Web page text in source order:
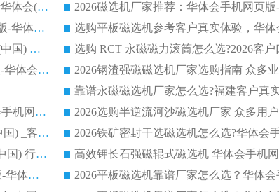
高岭土提纯平板磁选机选购指南，优选华体会手机网页版-华体会(中国) 靠谱生产厂家
2026选购平板磁选机参考客户真实体验，华体会手机网页版-华体会(中国) 厂家行业口碑排名前列
2026平板磁选机靠谱厂家推荐_ 华体会手机网页版-华体会(中国) 凭借良好口碑获得众多客户认可
选购矿山 CTS 顺流磁选机找实体厂家，华体会手机网页版-华体会(中国) 按需定制设备配套完善售后
2026磁选机生产厂家哪家好?众多客户使用体验分享华体会手机网页版-华体会(中国)
2026湿式永磁磁选机厂家优选华体会手机网页版-华体会(中国) _客户真实使用心得分享
2026强磁滚筒合作厂家怎么选-华体会手机网页版-华体会(中国) 行业优质供应商参考指南
详解河沙磁选机选购方法_除铁器品牌及华体会手机网页版-华体会(中国) 企业解析